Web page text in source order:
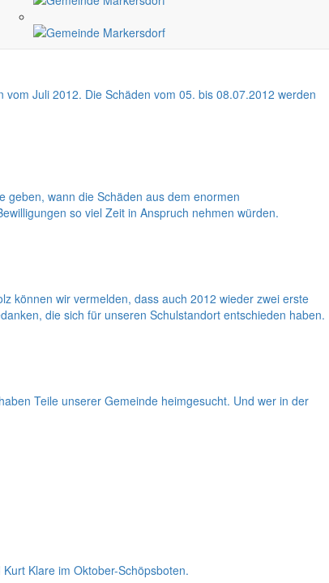
kurzzeitig in den Hintergrund treten.
Juli 2012. Die Schäden vom 05. bis 08.07.2012 werden
geben, wann die Schäden aus dem enormen
so viel Zeit in Anspruch nehmen würden.
können wir vermelden, dass auch 2012 wieder zwei erste
die sich für unseren Schulstandort entschieden haben.
Teile unserer Gemeinde heimgesucht. Und wer in der
Klare im Oktober-Schöpsboten.